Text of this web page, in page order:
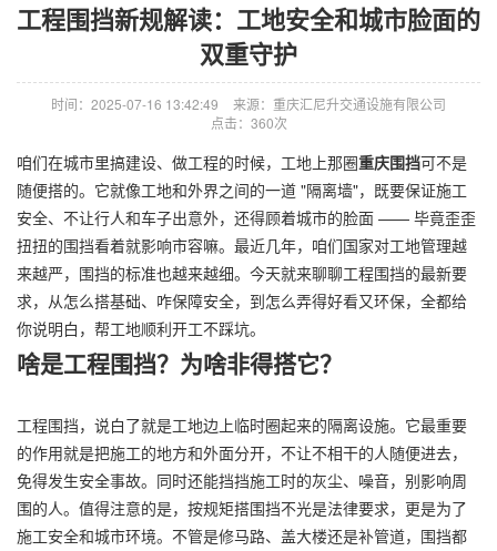
工程围挡新规解读：工地安全和城市脸面的
双重守护
时间：2025-07-16 13:42:49
来源：重庆汇尼升交通设施有限公司
点击：360次
咱们在城市里搞建设、做工程的时候，工地上那圈重庆围挡可不是
随便搭的。它就像工地和外界之间的一道 "隔离墙"，既要保证施工
安全、不让行人和车子出意外，还得顾着城市的脸面 —— 毕竟歪歪
扭扭的围挡看着就影响市容嘛。最近几年，咱们国家对工地管理越
来越严，围挡的标准也越来越细。今天就来聊聊工程围挡的最新要
求，从怎么搭基础、咋保障安全，到怎么弄得好看又环保，全都给
你说明白，帮工地顺利开工不踩坑。
啥是工程围挡？为啥非得搭它？
工程围挡，说白了就是工地边上临时圈起来的隔离设施。它最重要
的作用就是把施工的地方和外面分开，不让不相干的人随便进去，
免得发生安全事故。同时还能挡挡施工时的灰尘、噪音，别影响周
围的人。值得注意的是，按规矩搭围挡不光是法律要求，更是为了
施工安全和城市环境。不管是修马路、盖大楼还是补管道，围挡都